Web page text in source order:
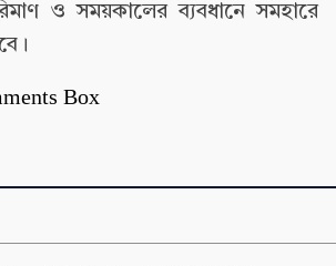
ও সময়কালের ব্যবধানে সমহারে
Box